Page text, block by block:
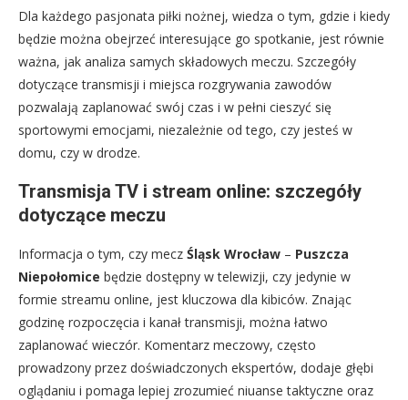
Dla każdego pasjonata piłki nożnej, wiedza o tym, gdzie i kiedy
będzie można obejrzeć interesujące go spotkanie, jest równie
ważna, jak analiza samych składowych meczu. Szczegóły
dotyczące transmisji i miejsca rozgrywania zawodów
pozwalają zaplanować swój czas i w pełni cieszyć się
sportowymi emocjami, niezależnie od tego, czy jesteś w
domu, czy w drodze.
Transmisja TV i stream online: szczegóły
dotyczące meczu
Informacja o tym, czy mecz Śląsk Wrocław – Puszcza
Niepołomice będzie dostępny w telewizji, czy jedynie w
formie streamu online, jest kluczowa dla kibiców. Znając
godzinę rozpoczęcia i kanał transmisji, można łatwo
zaplanować wieczór. Komentarz meczowy, często
prowadzony przez doświadczonych ekspertów, dodaje głębi
oglądaniu i pomaga lepiej zrozumieć niuanse taktyczne oraz